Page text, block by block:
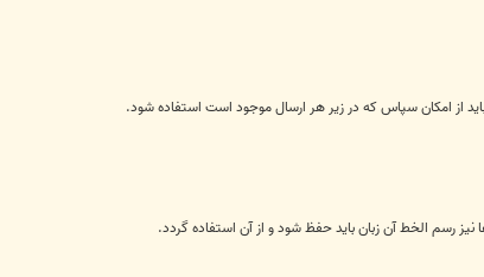
نیز رسم الخط آن زبان باید حفظ شود و از آن استفاده گردد.